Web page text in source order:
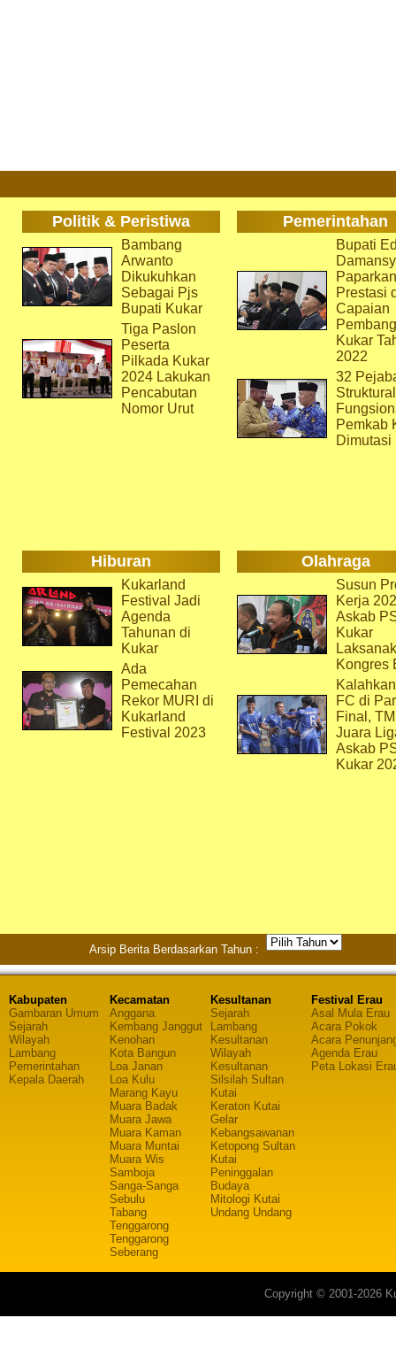
Politik & Peristiwa Pemerintahan
Bambang
Arwanto
Dikukuhkan
Sebagai Pjs
Bupati Kukar
Tiga Paslon
Peserta
Pilkada Kukar
2024 Lakukan
Pencabutan
Nomor Urut
Bupati
Paparkan
Prestasi
Capaian
Kukar
2022
32
Pemkab
Dimutasi
Hiburan Olahraga
Kukarland
Festival Jadi
Agenda
Tahunan di
Kukar
Ada
Pemecahan
Rekor MURI di
Kukarland
Festival 2023
Susun
Kerja
Askab
Kukar
Kongres
FC di
Final,
Juara
Askab
Kukar
Arsip Berita Berdasarkan Tahun :
Kabupaten
Gambaran Umum
Sejarah
Wilayah
Lambang
Pemerintahan
Kepala Daerah
Kecamatan
Anggana
Kembang Janggut
Kenohan
Kota Bangun
Loa Janan
Loa Kulu
Marang Kayu
Muara Badak
Muara Jawa
Muara Kaman
Muara Muntai
Muara Wis
Samboja
Sanga-Sanga
Sebulu
Tabang
Tenggarong
Tenggarong
Seberang
Kesultanan
Sejarah
Lambang
Kesultanan
Wilayah
Kesultanan
Silsilah Sultan
Kutai
Keraton Kutai
Gelar
Kebangsawanan
Ketopong Sultan
Kutai
Peninggalan
Budaya
Mitologi Kutai
Undang Undang
Festival Erau
Asal Mula Erau
Acara Pokok
Acara
Agenda Erau
Peta Lokasi
Copyright © 2001-2026